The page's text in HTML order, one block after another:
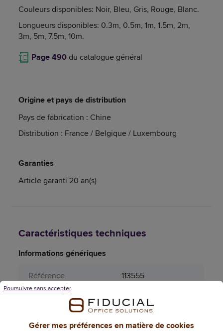
Couleurs disponibles: Noir, Bleu, Gris, Rouge, Blanc.
Longueurs disponibles: 0.3m, 0.5m, 1m, 1.5m, 2m,
3m, 5m, 7.5m, 10m.
Page 490 du catalogue général
Origine et pays de distribution
Pays de fabrication : Chine
Distribution : France / Belgique / Luxembourg
Garanties
Article garanti 20 an(s)
Caractéristiques techniques
Informations génériques
Référence
113555
Référence fabricant
47384
Gérer mes préférences en matière de cookies
Poursuivre sans accepter